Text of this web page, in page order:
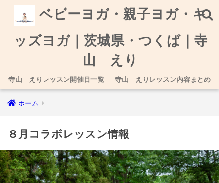
ベビーヨガ・親子ヨガ・キ
ッズヨガ｜茨城県・つくば｜寺
山 えり
寺山 えりレッスン開催日一覧 寺山 えりレッスン内容まとめ
ホーム
８月コラボレッスン情報